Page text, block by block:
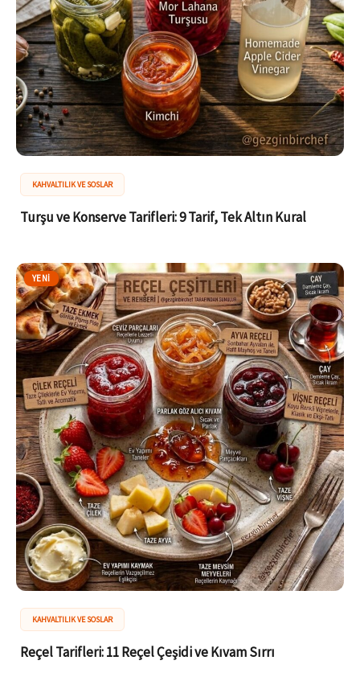
KAHVALTILIK VE SOSLAR
Turşu ve Konserve Tarifleri: 9 Tarif, Tek Altın Kural
YENI
KAHVALTILIK VE SOSLAR
Reçel Tarifleri: 11 Reçel Çeşidi ve Kıvam Sırrı